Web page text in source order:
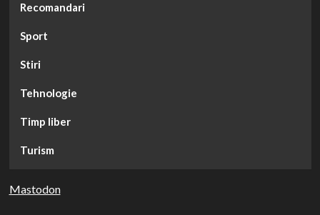
Recomandari
Sport
Stiri
Tehnologie
Timp liber
Turism
Mastodon